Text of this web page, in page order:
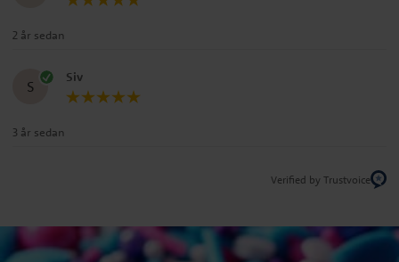
2 år sedan
S
Siv
3 år sedan
Verified by Trustvoice